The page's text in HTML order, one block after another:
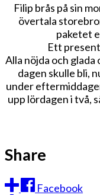
Filip brås på sin
övertala
paketet
Ett
Alla nöjda och
dagen skulle bli,
under
upp lördagen i två,
Share
Facebook